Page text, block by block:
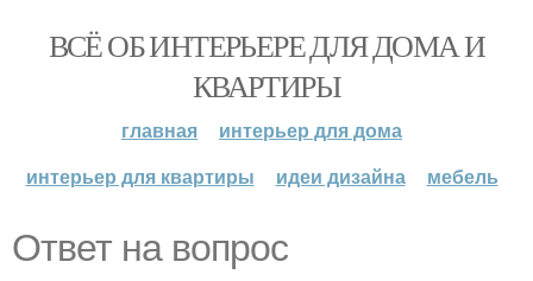
ВСЁ ОБ ИНТЕРЬЕРЕ ДЛЯ ДОМА И
КВАРТИРЫ
главная
интерьер для дома
интерьер для квартиры
идеи дизайна мебель
Ответ на вопрос